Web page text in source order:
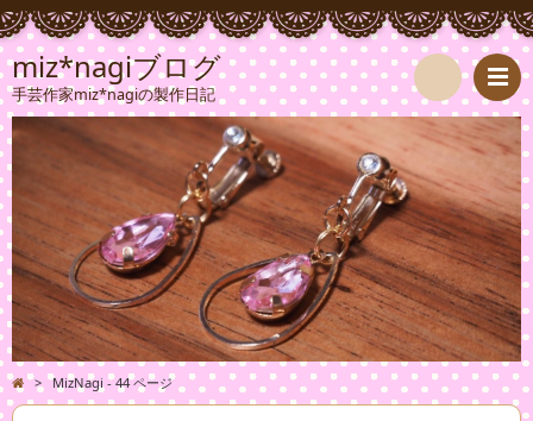
miz*nagiブログ
手芸作家miz*nagiの製作日記
検
索
> MizNagi - 44 ページ